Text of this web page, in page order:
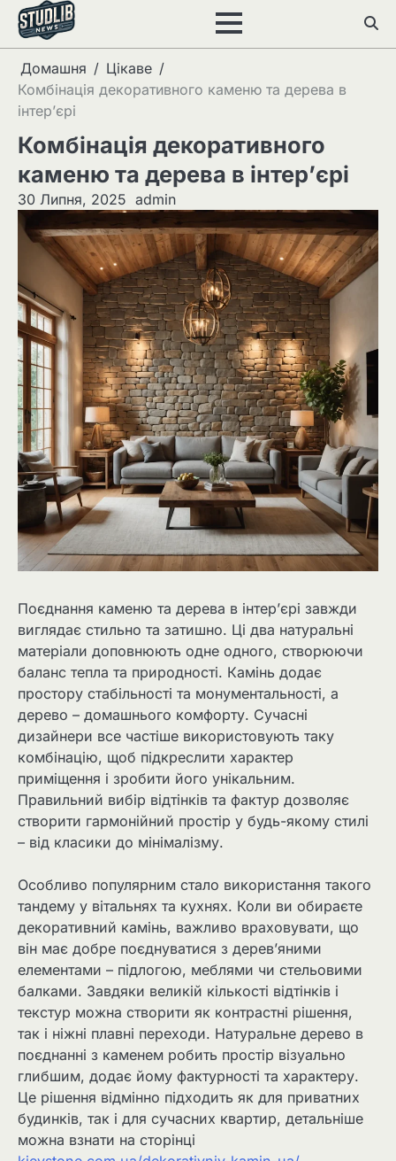
Перейти
вмісту
Домашня
Цікаве
Комбінація декоративного каменю та дерева в
інтер’єрі
Комбінація декоративного
каменю та дерева в інтер’єрі
30 Липня, 2025 admin
Поєднання каменю та дерева в інтер’єрі завжди
виглядає стильно та затишно. Ці два натуральні
матеріали доповнюють одне одного, створюючи
баланс тепла та природності. Камінь додає
простору стабільності та монументальності, а
дерево – домашнього комфорту. Сучасні
дизайнери все частіше використовують таку
комбінацію, щоб підкреслити характер
приміщення і зробити його унікальним.
Правильний вибір відтінків та фактур дозволяє
створити гармонійний простір у будь-якому стилі
– від класики до мінімалізму.
Особливо популярним стало використання такого
тандему у вітальнях та кухнях. Коли ви обираєте
декоративний камінь, важливо враховувати, що
він має добре поєднуватися з дерев’яними
елементами – підлогою, меблями чи стельовими
балками. Завдяки великій кількості відтінків і
текстур можна створити як контрастні рішення,
так і ніжні плавні переходи. Натуральне дерево в
поєднанні з каменем робить простір візуально
глибшим, додає йому фактурності та характеру.
Це рішення відмінно підходить як для приватних
будинків, так і для сучасних квартир, детальніше
можна взнати на сторінці